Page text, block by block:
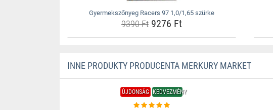
Gyermekszőnyeg Racers 97 1,0/1,65 szürke
9390 Ft9276 Ft
INNE PRODUKTY PRODUCENTA MERKURY MARKET
ÚJDONSÁG KEDVEZMÉNY